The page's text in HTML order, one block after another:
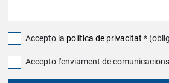
Accepto la política de privacitat *
Accepto l'enviament de